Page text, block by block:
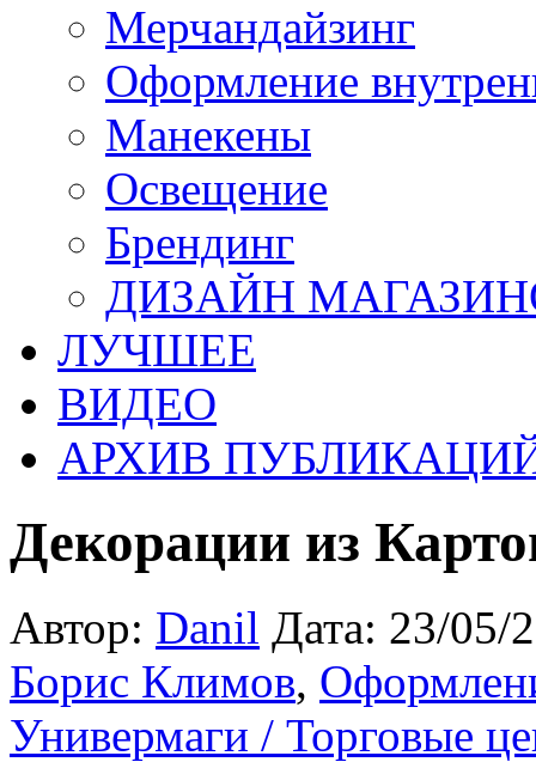
Мерчандайзинг
Оформление
Манекены
Освещение
Брендинг
ДИЗАЙН
ЛУЧШЕЕ
ВИДЕО
АРХИВ
Декорации из
Автор: Danil Дата: 23/05/
Борис Климов,
Универмаги / Торговые